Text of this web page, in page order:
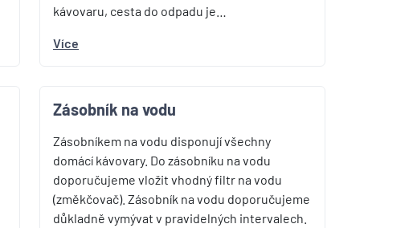
kávovaru, cesta do odpadu je…
Více
Zásobník na vodu
Zásobníkem na vodu disponují všechny
domácí kávovary. Do zásobníku na vodu
doporučujeme vložit vhodný filtr na vodu
(změkčovač). Zásobník na vodu doporučujeme
důkladně vymývat v pravidelných intervalech.